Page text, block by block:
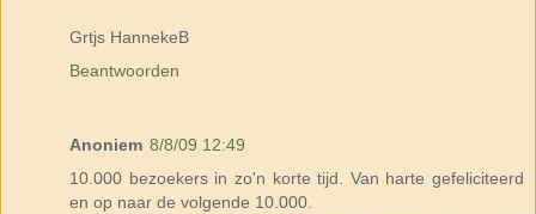
Grtjs HannekeB
Beantwoorden
Anoniem 8/8/09 12:49
10.000 bezoekers in zo'n korte tijd. Van harte gefeliciteerd
en op naar de volgende 10.000.